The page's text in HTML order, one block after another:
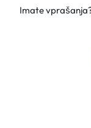
Imate